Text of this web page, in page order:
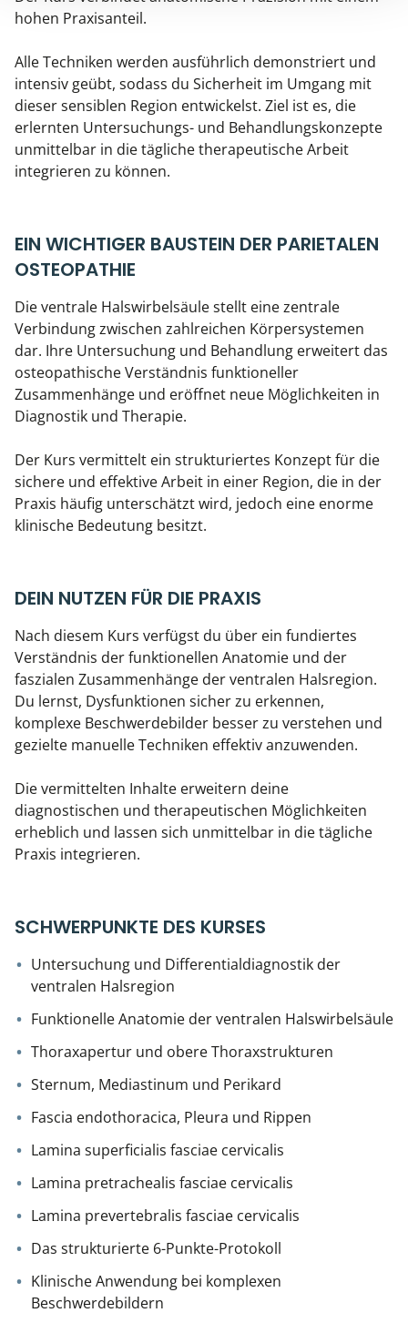
hohen Praxisanteil.
Alle Techniken werden ausführlich demonstriert und
intensiv geübt, sodass du Sicherheit im Umgang mit
dieser sensiblen Region entwickelst. Ziel ist es, die
erlernten Untersuchungs- und Behandlungskonzepte
unmittelbar in die tägliche therapeutische Arbeit
integrieren zu können.
EIN WICHTIGER BAUSTEIN DER PARIETALEN
OSTEOPATHIE
Die ventrale Halswirbelsäule stellt eine zentrale
Verbindung zwischen zahlreichen Körpersystemen
dar. Ihre Untersuchung und Behandlung erweitert das
osteopathische Verständnis funktioneller
Zusammenhänge und eröffnet neue Möglichkeiten in
Diagnostik und Therapie.
Der Kurs vermittelt ein strukturiertes Konzept für die
sichere und effektive Arbeit in einer Region, die in der
Praxis häufig unterschätzt wird, jedoch eine enorme
klinische Bedeutung besitzt.
DEIN NUTZEN FÜR DIE PRAXIS
Nach diesem Kurs verfügst du über ein fundiertes
Verständnis der funktionellen Anatomie und der
faszialen Zusammenhänge der ventralen Halsregion.
Du lernst, Dysfunktionen sicher zu erkennen,
komplexe Beschwerdebilder besser zu verstehen und
gezielte manuelle Techniken effektiv anzuwenden.
Die vermittelten Inhalte erweitern deine
diagnostischen und therapeutischen Möglichkeiten
erheblich und lassen sich unmittelbar in die tägliche
Praxis integrieren.
SCHWERPUNKTE DES KURSES
Untersuchung und Differentialdiagnostik der
ventralen Halsregion
Funktionelle Anatomie der ventralen Halswirbelsäule
Thoraxapertur und obere Thoraxstrukturen
Sternum, Mediastinum und Perikard
Fascia endothoracica, Pleura und Rippen
Lamina superficialis fasciae cervicalis
Lamina pretrachealis fasciae cervicalis
Lamina prevertebralis fasciae cervicalis
Das strukturierte 6-Punkte-Protokoll
Klinische Anwendung bei komplexen
Beschwerdebildern